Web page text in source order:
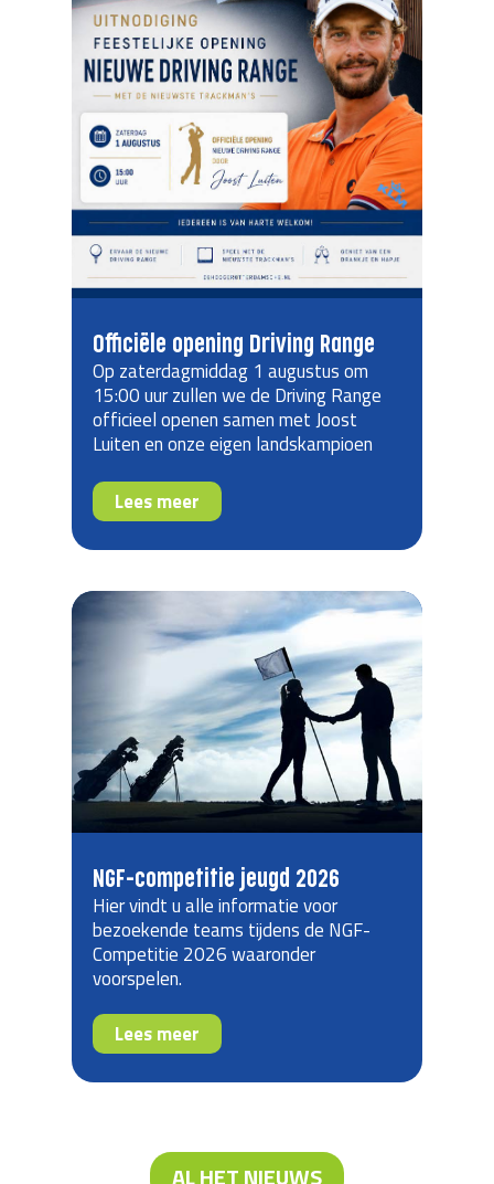
Officiële opening Driving Range
Op zaterdagmiddag 1 augustus om
15:00 uur zullen we de Driving Range
officieel openen samen met Joost
Luiten en onze eigen landskampioen
Lees meer
NGF-competitie jeugd 2026
Hier vindt u alle informatie voor
bezoekende teams tijdens de NGF-
Competitie 2026 waaronder
voorspelen.
Lees meer
AL HET NIEUWS